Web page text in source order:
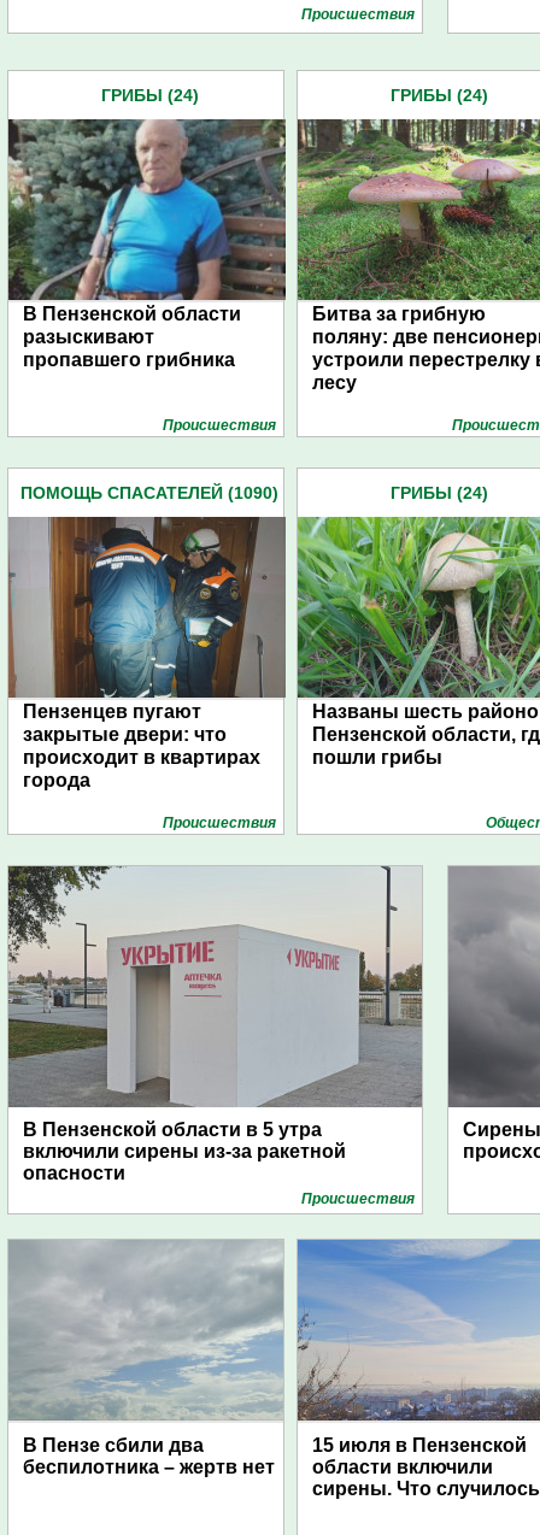
Проиcшествия
ГРИБЫ (24)
В Пензенской области
разыскивают
пропавшего грибника
Проиcшествия
ГРИБЫ (24)
Битва за грибную
поляну: две
устроили перестрелку
лесу
ПОМОЩЬ СПАСАТЕЛЕЙ (1090)
Пензенцев пугают
закрытые двери: что
происходит в квартирах
города
Проиcшествия
ГРИБЫ (24)
Названы шесть
Пензенской области,
пошли грибы
В Пензенской области в 5 утра
включили сирены из-за ракетной
опасности
Проиcшествия
Сирены
В Пензе сбили два
беспилотника – жертв нет
15 июля в Пензенской
области включили
сирены. Что